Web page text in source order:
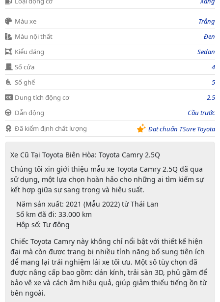
Màu xe
Trắng
Màu nội thất
Đen
Kiểu dáng
Sedan
Số cửa
4
Số ghế
5
Dung tích động cơ
2.5
Dẫn động
Cầu trước
Đã kiểm định chất lượng
Đạt chuẩn TSure Toyota
Xe Cũ Tại Toyota Biên Hòa: Toyota Camry 2.5Q
Chúng tôi xin giới thiệu mẫu xeToyota Camry 2.5Q đã qua
sử dụng, một lựa chọn hoàn hảo cho những ai tìm kiếm sự
kết hợp giữa sự sang trọng và hiệu suất.
Năm sản xuất: 2021 (Mẫu 2022) từ Thái Lan
Số km đã đi: 33.000 km
Hộp số: Tự động
Chiếc Toyota Camry này không chỉ nổi bật với thiết kế hiện
đại mà còn được trang bị nhiều tính năng bổ sung tiện ích
để mang lại trải nghiệm lái xe tối ưu. Một số tùy chọn đã
được nâng cấp bao gồm: dán kính, trải sàn 3D, phủ gầm để
bảo vệ xe và cách âm hiệu quả, giúp giảm thiểu tiếng ồn từ
bên ngoài.